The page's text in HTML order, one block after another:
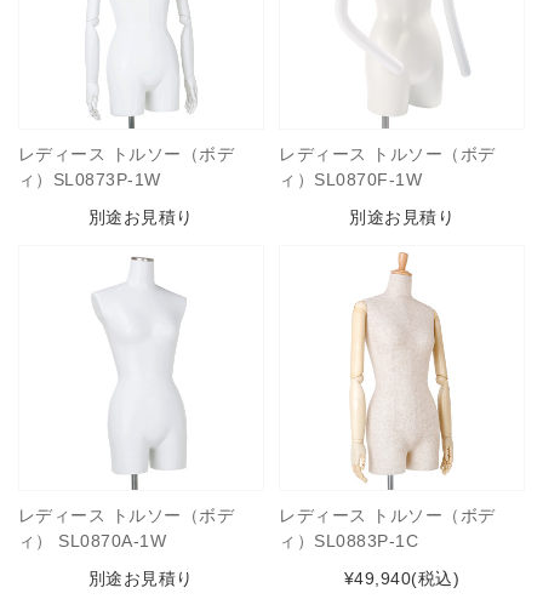
レディース トルソー（ボデ
ィ）SL0873P-1W
別途お見積り
レディース トルソー（ボデ
ィ）SL0870F-1W
別途お見積り
レディース トルソー（ボデ
ィ） SL0870A-1W
別途お見積り
レディース トルソー（ボデ
ィ）SL0883P-1C
¥49,940(税込)